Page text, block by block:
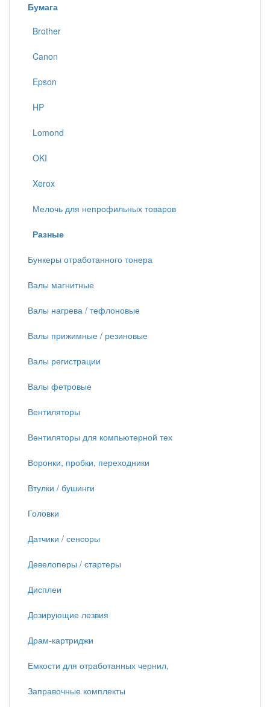
Бумага
Brother
Canon
Epson
HP
Lomond
OKI
Xerox
Мелочь для непрофильных товаров
Разные
Бункеры отработанного тонера
Валы магнитные
Валы нагрева / тефлоновые
Валы прижимные / резиновые
Валы регистрации
Валы фетровые
Вентиляторы
Вентиляторы для компьютерной тех
Воронки, пробки, переходники
Втулки / бушинги
Головки
Датчики / сенсоры
Девелоперы / стартеры
Дисплеи
Дозирующие лезвия
Драм-картриджи
Емкости для отработанных чернил,
Заправочные комплекты